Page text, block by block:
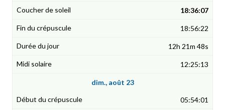
18:36:07
18:56:22
12h 21m 48s
12:25:13
dim., août 23
05:54:01